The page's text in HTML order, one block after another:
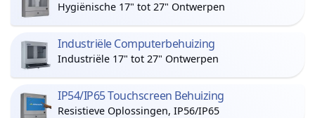
Hygiënische 17" tot 27" Ontwerpen
Industriële Computerbehuizing
Industriële 17" tot 27" Ontwerpen
IP54/IP65 Touchscreen Behuizing
Resistieve Oplossingen, IP56/IP65